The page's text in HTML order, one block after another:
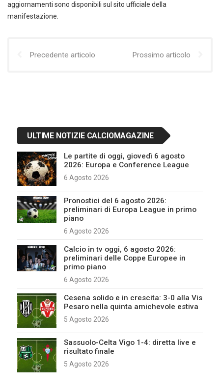
aggiornamenti sono disponibili sul sito ufficiale della
manifestazione.
Precedente articolo Prossimo articolo
ULTIME NOTIZIE CALCIOMAGAZINE
Le partite di oggi, giovedì 6 agosto
2026: Europa e Conference League
6 Agosto 2026
Pronostici del 6 agosto 2026:
preliminari di Europa League in primo
piano
6 Agosto 2026
Calcio in tv oggi, 6 agosto 2026:
preliminari delle Coppe Europee in
primo piano
6 Agosto 2026
Cesena solido e in crescita: 3-0 alla Vis
Pesaro nella quinta amichevole estiva
5 Agosto 2026
Sassuolo-Celta Vigo 1-4: diretta live e
risultato finale
5 Agosto 2026